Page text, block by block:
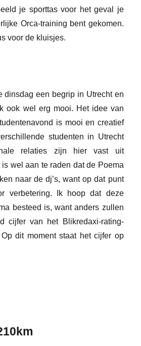
je sporttas voor het geval je
Orca-training bent gekomen.
voor de kluisjes.
dinsdag een begrip in Utrecht en
ook wel erg mooi. Het idee van
is mooi en creatief
studenten in Utrecht
relaties zijn hier vast uit
wel aan te raden dat de Poema
naar de dj’s, want op dat punt
verbetering. Ik hoop dat deze
besteed is, want anders zullen
cijfer van het Blikredaxi-rating-
Op dit moment staat het cijfer op